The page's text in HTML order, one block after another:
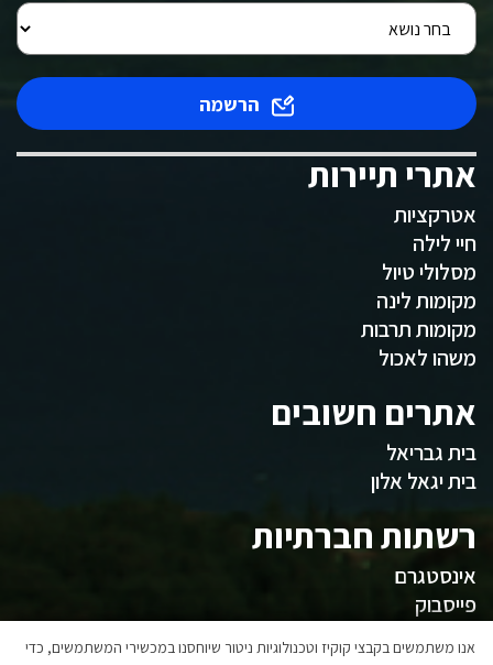
הרשמה
אתרי תיירות
אטרקציות
חיי לילה
מסלולי טיול
מקומות לינה
מקומות תרבות
משהו לאכול
אתרים חשובים
בית גבריאל
בית יגאל אלון
רשתות חברתיות
אינסטגרם
פייסבוק
אנו משתמשים בקבצי קוקיז וטכנולוגיות ניטור שיוחסנו במכשירי המשתמשים, כדי